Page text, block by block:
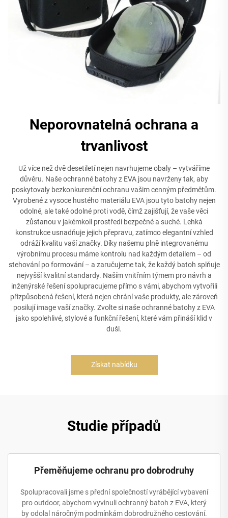
Neporovnatelná ochrana a
trvanlivost
Už více než dvě desetiletí nejen navrhujeme obaly – vytváříme
důvěru. Naše ochranné batohy z EVA jsou navrženy tak, aby
poskytovaly bezkonkurenční ochranu vašim cenným předmětům.
Vyrobené z vysoce hustého materiálu EVA jsou tyto batohy nejen
odolné, ale také odolné proti vodě, čímž zajišťují, že vaše věci
zůstanou v jakémkoli prostředí bezpečné a suché. Lehká
konstrukce usnadňuje jejich přepravu, zatímco elegantní vzhled
odráží kvalitu vaší značky. Díky našemu plně integrovanému
výrobnímu procesu máme kontrolu nad každým detailem – od
stehování po formování – a zaručujeme tak, že každý batoh splňuje
nejvyšší kvalitní standardy. Naším vnitřním týmem pro návrh a
inženýrské řešení spolupracujeme přímo s vámi, abychom vytvořili
přizpůsobená řešení, která nejen chrání vaše produkty, ale zároveň
posilují image vaší značky. Zvolte si naše ochranné batohy z EVA
jako spolehlivé, stylové a funkční řešení, které vám přináší klid v
duši.
Získat nabídku
Studie případů
Přeměňujeme ochranu pro dobrodruhy
Spolupracovali jsme s přední společností vyrábějící vybavení
pro outdoor, abychom vyvinuli ochranný batoh z EVA, který
by odolal náročným podmínkám dobrodružného cestování.